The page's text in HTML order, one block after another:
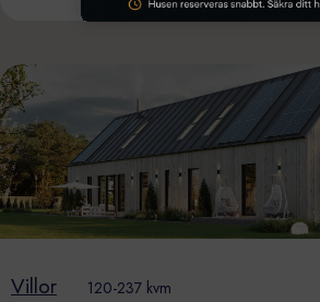
Villor
120-237 kvm